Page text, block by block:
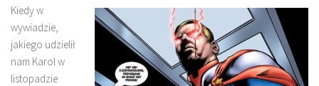
Kiedy w
wywiadzie,
jakiego udzielił
nam Karol w
listopadzie